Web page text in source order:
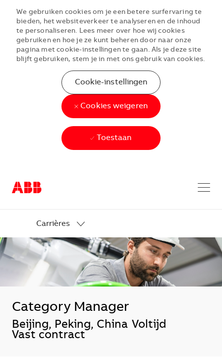
Carrières
-
We gebruiken cookies om je een betere surfervaring te
bieden, het websiteverkeer te analyseren en de inhoud
te personaliseren. Lees meer over hoe wij cookies
gebruiken en hoe je ze kunt beheren door naar onze
pagina met cookie-instellingen te gaan. Als je deze site
blijft gebruiken, stem je in met ons gebruik van cookies.
Cookie-instellingen
Cookies weigeren
Toestaan
Category Manager
*Je kunt je voorkeurslocatie(s)
Beijing, Peking, China Voltijd
Vast contract